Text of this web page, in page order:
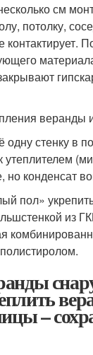
см
потолку,
контактирует.
веранды
стенку в
но конденсат
пол»
из
–